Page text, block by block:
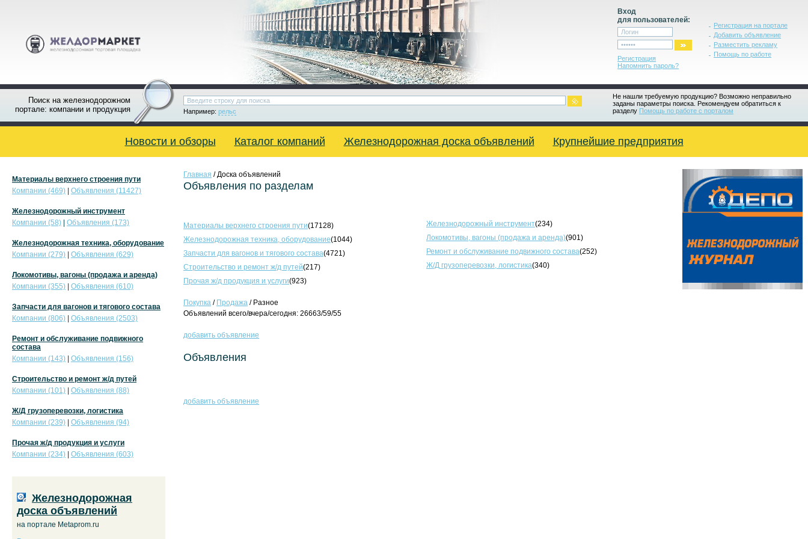
Вход
для пользователей:
Регистрация
Напомнить пароль?
Регистрация на портале
Добавить объявление
Разместить рекламу
Помощь по работе
Поиск на железнодорожном
портале: компании и продукция
Не нашли требуемую продукцию? Возможно неправильно
заданы параметры поиска. Рекомендуем обратиться к
разделу Помощь по работе с порталом
Например: рельс
Новости и обзоры Каталог компаний Железнодорожная доска объявлений Крупнейшие предприятия
Главная / Доска объявлений
Объявления по разделам
Материалы верхнего строения пути(17128) Железнодорожный инструмент(234)
Железнодорожная техника, оборудование(1044) Локомотивы, вагоны (продажа и аренда)(901)
Запчасти для вагонов и тягового состава(4721) Ремонт и обслуживание подвижного состава(252)
Строительство и ремонт ж/д путей(217) Ж/Д грузоперевозки, логистика(340)
Прочая ж/д продукция и услуги(923)
Покупка / Продажа / Разное
Объявлений всего/вчера/сегодня: 26663/59/55
добавить объявление
Объявления
добавить объявление
Материалы верхнего строения пути
Компании (469)
Объявления (11427)
Железнодорожный инструмент
Компании (58)
Объявления (173)
Железнодорожная техника, оборудование
Компании (279)
Объявления (629)
Локомотивы, вагоны (продажа и аренда)
Компании (355)
Объявления (610)
Запчасти для вагонов и тягового состава
Компании (806)
Объявления (2503)
Ремонт и обслуживание подвижного
состава
Компании (143)
Объявления (156)
Строительство и ремонт ж/д путей
Компании (101)
Объявления (88)
Ж/Д грузоперевозки, логистика
Компании (239)
Объявления (94)
Прочая ж/д продукция и услуги
Компании (234)
Объявления (603)
Железнодорожная
доска объявлений
на портале Metaprom.ru